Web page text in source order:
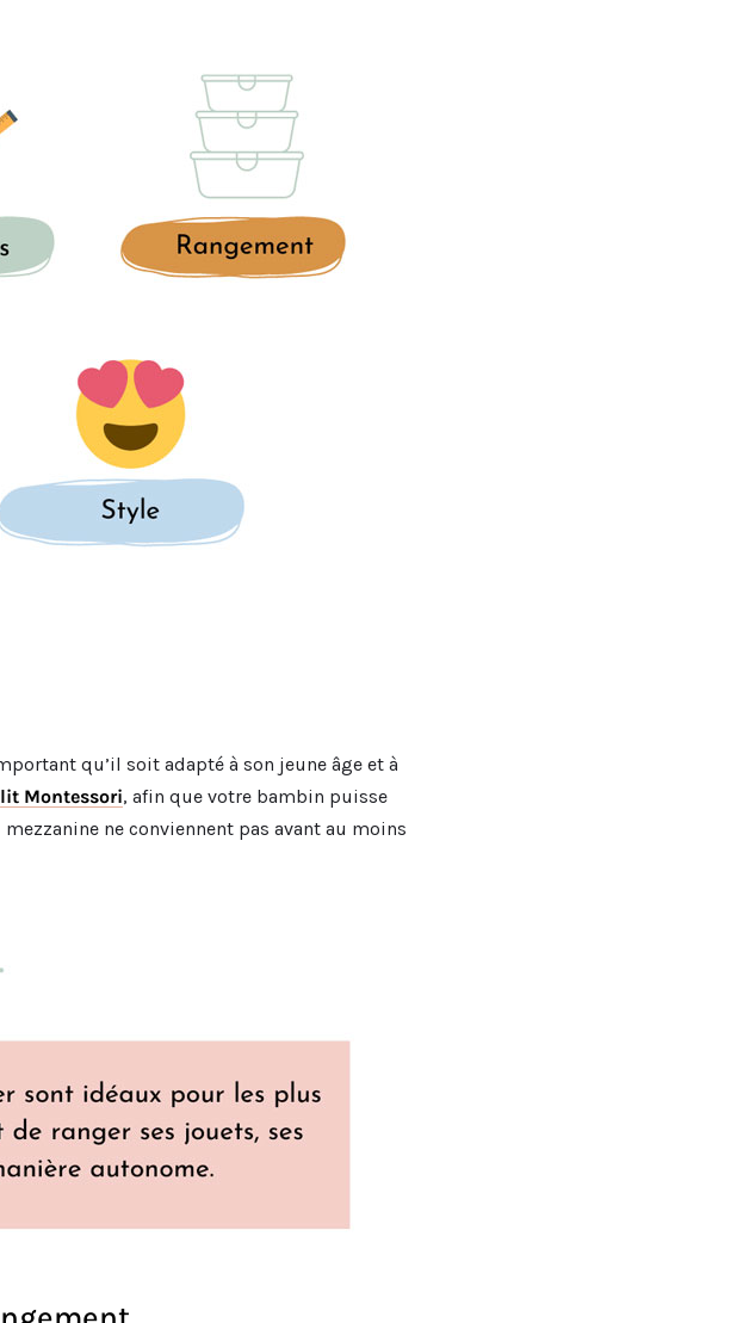
qu’il soit adapté à son jeune âge et à
lit Montessori, afin que votre bambin puisse
ne conviennent pas avant au moins